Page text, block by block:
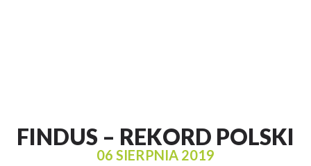
FINDUS – REKORD POLSKI
06 SIERPNIA 2019